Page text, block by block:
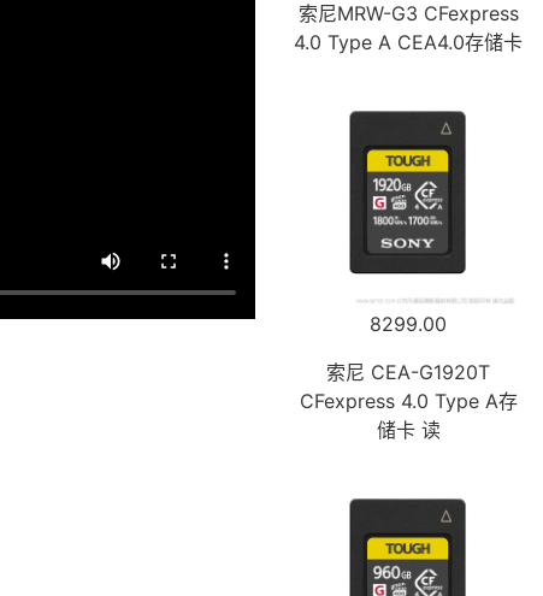
索尼MRW-G3 CFexpress
4.0 Type A CEA4.0存储卡
8299.00
索尼 CEA-G1920T
CFexpress 4.0 Type A存
储卡 读